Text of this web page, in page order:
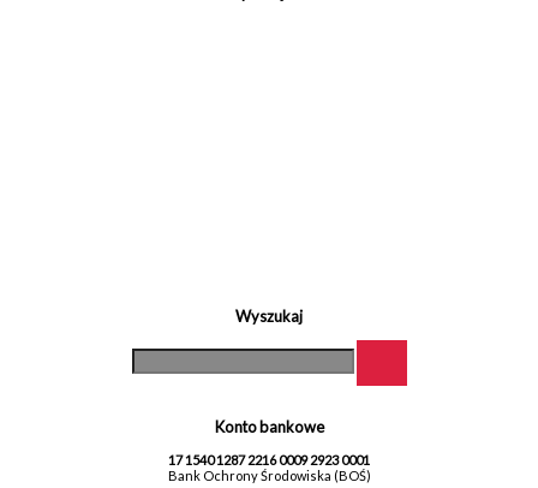
Wyszukaj
Konto bankowe
17 1540 1287 2216 0009 2923 0001
Bank Ochrony Środowiska (BOŚ)